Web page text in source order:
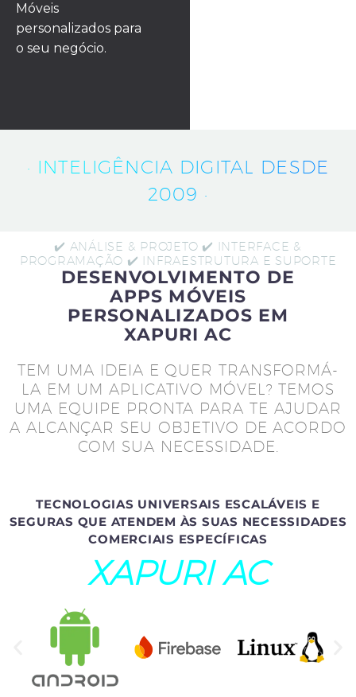
Móveis
personalizados para
o seu negócio.
· INTELIGÊNCIA DIGITAL DESDE
2009 ·
✔️ ANÁLISE & PROJETO ✔️ INTERFACE &
PROGRAMAÇÃO ✔️ INFRAESTRUTURA E SUPORTE
DESENVOLVIMENTO DE
APPS MÓVEIS
PERSONALIZADOS EM
XAPURI AC
TEM UMA IDEIA E QUER TRANSFORMÁ-
LA EM UM APLICATIVO MÓVEL? TEMOS
UMA EQUIPE PRONTA PARA TE AJUDAR
A ALCANÇAR SEU OBJETIVO DE ACORDO
COM SUA NECESSIDADE.
TECNOLOGIAS UNIVERSAIS ESCALÁVEIS E
SEGURAS QUE ATENDEM ÀS SUAS NECESSIDADES
COMERCIAIS ESPECÍFICAS
XAPURI AC